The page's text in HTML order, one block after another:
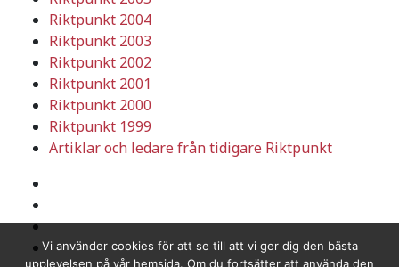
Riktpunkt 2004
Riktpunkt 2003
Riktpunkt 2002
Riktpunkt 2001
Riktpunkt 2000
Riktpunkt 1999
Artiklar och ledare från tidigare Riktpunkt
Vi använder cookies för att se till att vi ger dig den bästa
upplevelsen på vår hemsida. Om du fortsätter att använda den